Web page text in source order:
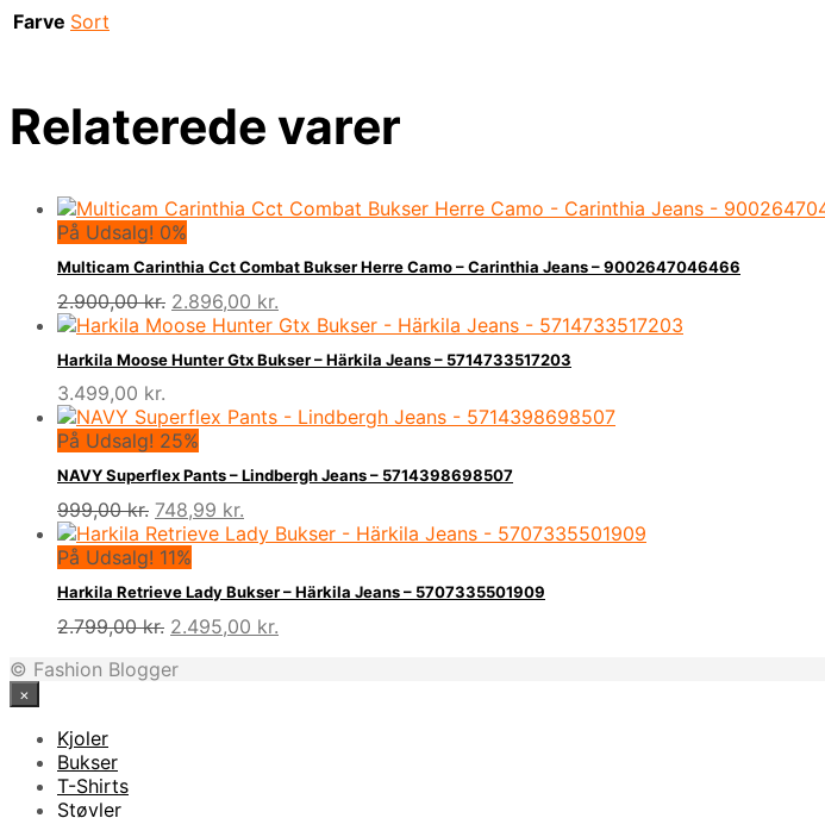
Farve Sort
Relaterede varer
På Udsalg! 0%
Multicam Carinthia Cct Combat Bukser Herre Camo – Carinthia Jeans – 9002647046466
2.900,00kr. Den
oprindelige
var:
2.896,00 kr.
aktuelle
er:
Harkila Moose Hunter Gtx Bukser – Härkila Jeans – 5714733517203
3.499,00 kr.
På Udsalg! 25%
NAVY Superflex Pants – Lindbergh Jeans – 5714398698507
999,00kr. Den
oprindelige
pris
999,00 kr..
748,99 kr.
aktuelle
748,99 kr..
På Udsalg! 11%
Harkila Retrieve Lady Bukser – Härkila Jeans – 5707335501909
2.799,00kr. Den
pris
2.495,00 kr.
© Fashion Blogger
×
Kjoler
Bukser
T-Shirts
Støvler